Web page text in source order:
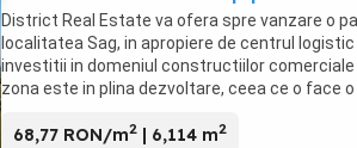
District Real Estate va ofera spre vanzare o
localitatea Sag, in apropiere de centrul
investitii in domeniul constructiilor
zona este in plina dezvoltare, ceea ce o face
68,77 RON/m2 | 6,114 m2